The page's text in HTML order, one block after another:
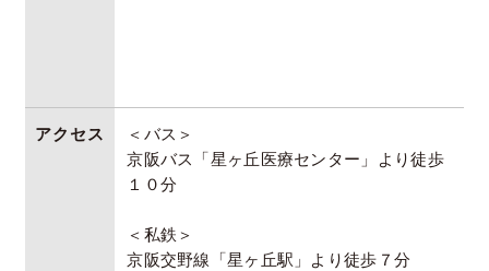
アクセス
＜バス＞
京阪バス「星ヶ丘医療センター」より徒歩
１０分
＜私鉄＞
京阪交野線「星ヶ丘駅」より徒歩７分